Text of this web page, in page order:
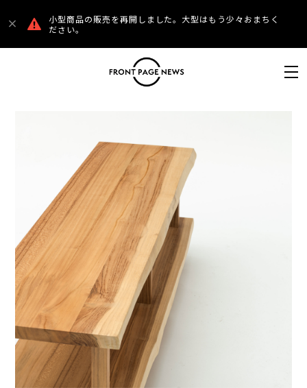
小型商品の販売を再開しました。大型はもう少々おまちく
ださい。